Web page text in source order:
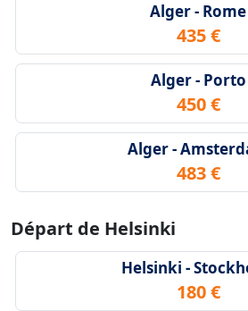
Alger - Rome
435 €
Alger - Porto
450 €
Alger -
483 €
Départ de Helsinki
Helsinki -
180 €